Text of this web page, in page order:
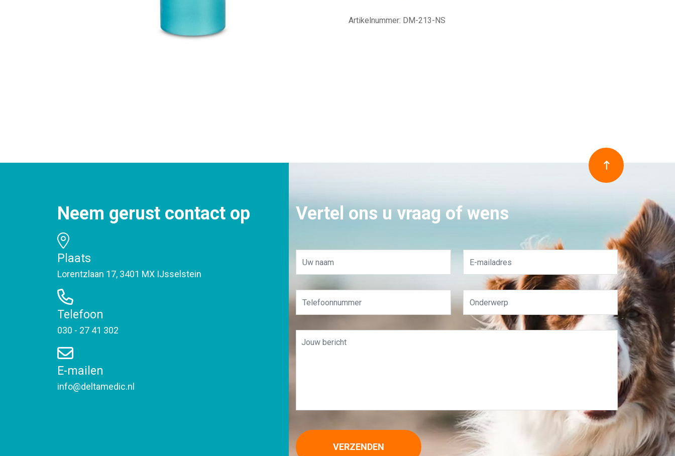
Artikelnummer: DM-213-NS
Neem gerust contact op
Plaats
Lorentzlaan 17, 3401 MX IJsselstein
Telefoon
030 - 27 41 302
E-mailen
info@deltamedic.nl
Vertel ons u vraag of wens
VERZENDEN